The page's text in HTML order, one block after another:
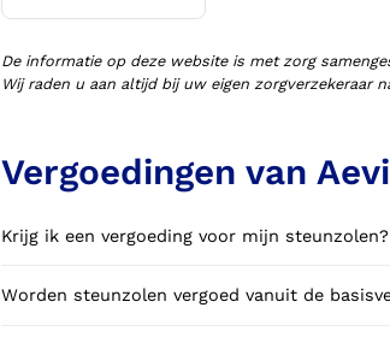
schoenen (VLOS)
De informatie op deze website is met zorg
Wij raden u aan altijd bij uw eigen zorgverzekeraar
Vergoedingen van
Krijg ik een vergoeding voor mijn
Worden steunzolen vergoed vanuit de